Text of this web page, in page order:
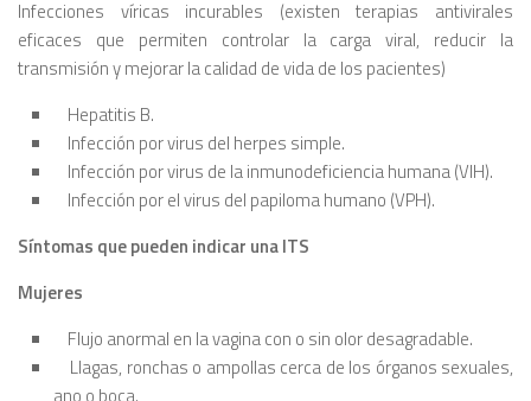
Infecciones víricas incurables (existen terapias antivirales
eficaces que permiten controlar la carga viral, reducir la
transmisión y mejorar la calidad de vida de los pacientes)
Hepatitis B.
Infección por virus del herpes simple.
Infección por virus de la inmunodeficiencia humana (VIH).
Infección por el virus del papiloma humano (VPH).
Síntomas que pueden indicar una ITS
Mujeres
Flujo anormal en la vagina con o sin olor desagradable.
Llagas, ronchas o ampollas cerca de los órganos sexuales,